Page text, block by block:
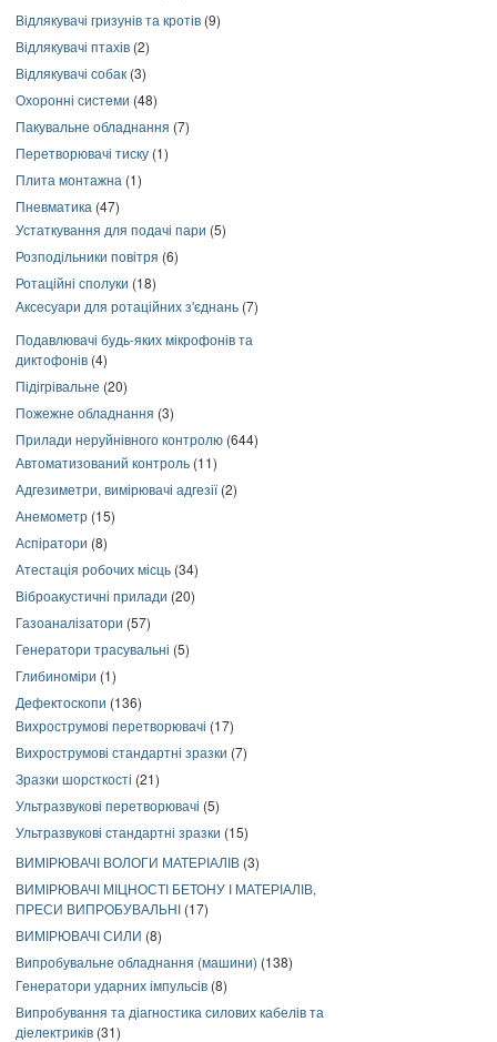
Відлякувачі гризунів та кротів (9)
Відлякувачі птахів (2)
Відлякувачі собак (3)
Охоронні системи (48)
Пакувальне обладнання (7)
Перетворювачі тиску (1)
Плита монтажна (1)
Пневматика (47)
Устаткування для подачі пари (5)
Розподільники повітря (6)
Ротаційні сполуки (18)
Аксесуари для ротаційних з'єднань (7)
Подавлювачі будь-яких мікрофонів та
диктофонів (4)
Підігрівальне (20)
Пожежне обладнання (3)
Прилади неруйнівного контролю (644)
Автоматизований контроль (11)
Адгезиметри, вимірювачі адгезії(2)
Анемометр (15)
Аспіратори (8)
Атестація робочих місць (34)
Віброакустичні прилади (20)
Газоаналізатори (57)
Генератори трасувальні (5)
Глибиноміри (1)
Дефектоскопи (136)
Вихрострумові перетворювачі (17)
Вихрострумові стандартні зразки (7)
Зразки шорсткості (21)
Ультразвукові перетворювачі (5)
Ультразвукові стандартні зразки (15)
ВИМІРЮВАЧІ ВОЛОГИ МАТЕРІАЛІВ (3)
ВИМІРЮВАЧІ МІЦНОСТІ БЕТОНУ І МАТЕРІАЛІВ,
ПРЕСИ ВИПРОБУВАЛЬНІ (17)
ВИМІРЮВАЧІ СИЛИ (8)
Випробувальне обладнання (машини) (138)
Генератори ударних імпульсів (8)
Випробування та діагностика силових кабелів та
діелектриків (31)